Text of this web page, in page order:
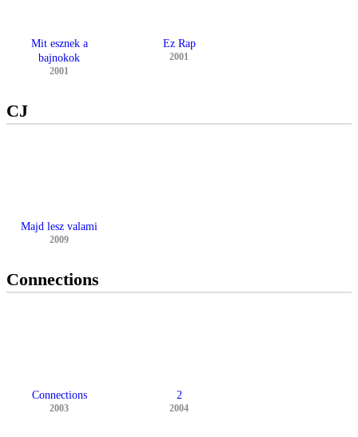
Mit esznek a
bajnokok
2001
Ez Rap
2001
CJ
Majd lesz valami
2009
Connections
Connections
2003
2
2004